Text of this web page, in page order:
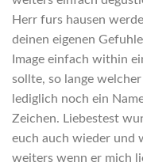
Herr furs hausen
deinen eigenen
Image einfach within
sollte, so lange
lediglich noch ein
Zeichen. Liebestest
euch auch wieder und
weiters wenn er mich